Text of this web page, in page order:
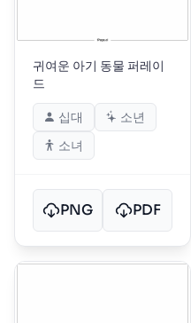
귀여운 아기 동물 퍼레이
드
십대
소년
소녀
PNG PDF